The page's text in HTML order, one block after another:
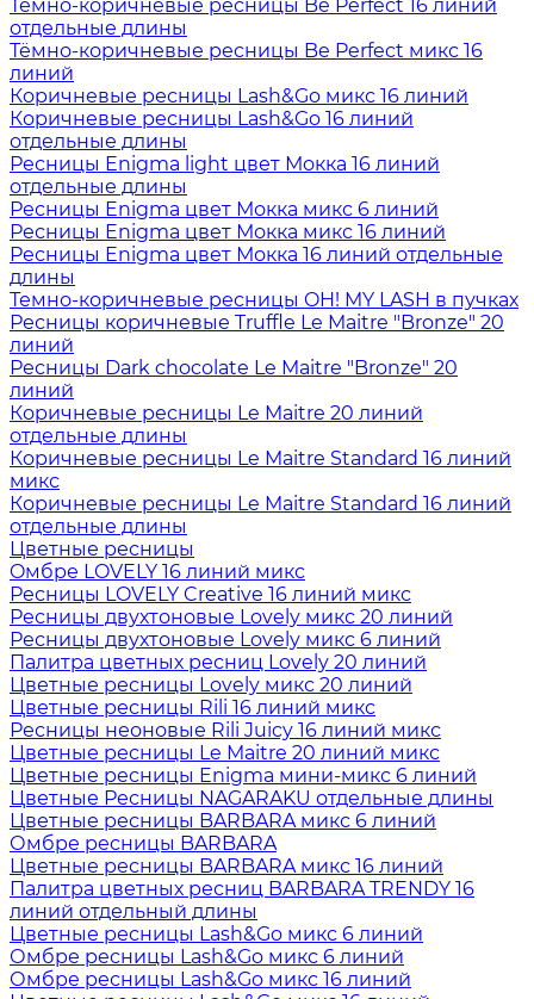
Тёмно-коричневые ресницы Be Perfect 16 линий
отдельные длины
Тёмно-коричневые ресницы Be Perfect микс 16
линий
Коричневые ресницы Lash&Go микс 16 линий
Коричневые ресницы Lash&Go 16 линий
отдельные длины
Ресницы Enigma light цвет Мокка 16 линий
отдельные длины
Ресницы Enigma цвет Мокка микс 6 линий
Ресницы Enigma цвет Мокка микс 16 линий
Ресницы Enigma цвет Мокка 16 линий отдельные
длины
Темно-коричневые ресницы OH! MY LASH в пучках
Ресницы коричневые Truffle Le Maitre "Bronze" 20
линий
Ресницы Dark chocolate Le Maitre "Bronze" 20
линий
Коричневые ресницы Le Maitre 20 линий
отдельные длины
Коричневые ресницы Le Maitre Standard 16 линий
микс
Коричневые ресницы Le Maitre Standard 16 линий
отдельные длины
Цветные ресницы
Oмбре LOVELY 16 линий микс
Ресницы LOVELY Creative 16 линий микс
Ресницы двухтоновые Lovely микс 20 линий
Ресницы двухтоновые Lovely микс 6 линий
Палитра цветных ресниц Lovely 20 линий
Цветные ресницы Lovely микс 20 линий
Цветные ресницы Rili 16 линий микс
Ресницы неоновые Rili Juicy 16 линий микс
Цветные ресницы Le Maitre 20 линий микс
Цветные ресницы Enigma мини-микс 6 линий
Цветные Ресницы NAGARAKU отдельные длины
Цветные ресницы BARBARA микс 6 линий
Омбре ресницы BARBARA
Цветные ресницы BARBARA микс 16 линий
Палитра цветных ресниц BARBARA TRENDY 16
линий отдельный длины
Цветные ресницы Lash&Go микс 6 линий
Омбре ресницы Lash&Go микс 6 линий
Омбре ресницы Lash&Go микс 16 линий